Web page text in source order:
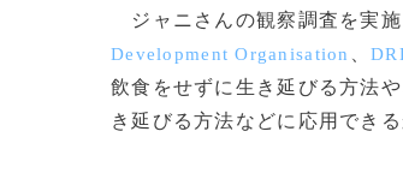
ジャニさんの観察調査を実
Development Organisation
、
飲食をせずに生き延びる方法
き延びる方法などに応用でき